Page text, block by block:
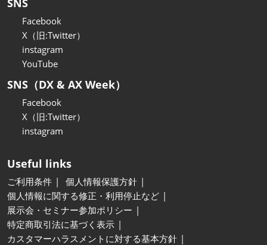
SNS
Facebook
X（旧:Twitter）
instagram
YouTube
SNS（DX & AX Week）
Facebook
X（旧:Twitter）
instagram
Useful links
ご利用条件
個人情報保護方針
個人情報に関する修正・利用停止など
展示会・セミナー参加ポリシー
特定商取引法に基づく表示
カスタマーハラスメントに対する基本方針